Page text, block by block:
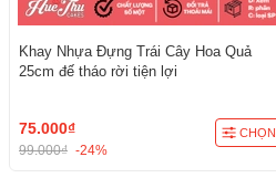
Khay Nhựa Đựng Trái Cây Hoa Quả
25cm đế tháo rời tiện lợi
75.000₫
99.000₫ -24%
CHỌN